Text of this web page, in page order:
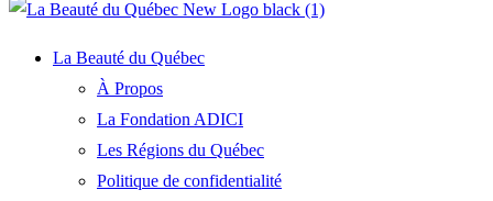
La Beauté du Québec
À Propos
La Fondation ADICI
Les Régions du Québec
Politique de confidentialité